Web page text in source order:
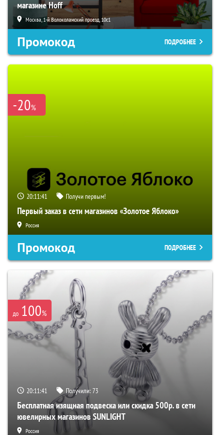
магазине Hoff
Москва, 1-й Волоколамский проезд, 10с1
Промокод ПОДРОБНЕЕ
-20%
20:11:40 Получи первым!
Первый заказ в сети магазинов «Золотое Яблоко»
Россия
Промокод ПОДРОБНЕЕ
до 100%
20:11:40 Получили:73
Бесплатная изящная подвеска или скидка 500р. в сети
ювелирных магазинов SUNLIGHT
Россия